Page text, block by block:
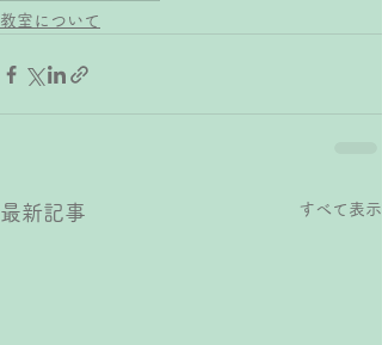
教室について
最新記事 すべて表示